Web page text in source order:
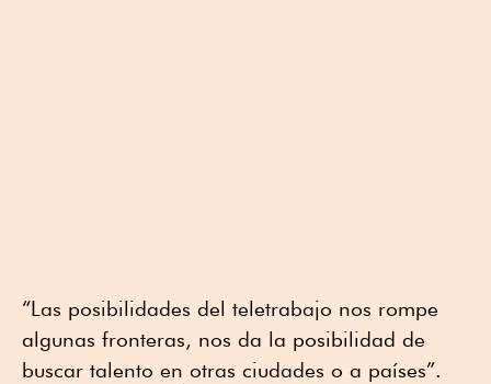
“Las posibilidades del teletrabajo nos rompe
algunas fronteras, nos da la posibilidad de
buscar talento en otras ciudades o a países”.